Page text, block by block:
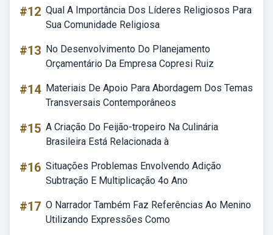
#12 Qual A Importância Dos Líderes Religiosos Para
Sua Comunidade Religiosa
#13 No Desenvolvimento Do Planejamento
Orçamentário Da Empresa Copresi Ruiz
#14 Materiais De Apoio Para Abordagem Dos Temas
Transversais Contemporâneos
#15 A Criação Do Feijão-tropeiro Na Culinária
Brasileira Está Relacionada à
#16 Situações Problemas Envolvendo Adição
Subtração E Multiplicação 4o Ano
#17 O Narrador Também Faz Referências Ao Menino
Utilizando Expressões Como